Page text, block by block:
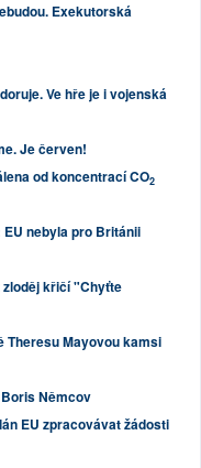
Exekutorská
Ve hře je i vojenská
Je červen!
od koncentrací CO2
nebyla pro Británii
zloděj křičí "Chyťte
Theresu Mayovou kamsi
Němcov
EU zpracovávat žádosti